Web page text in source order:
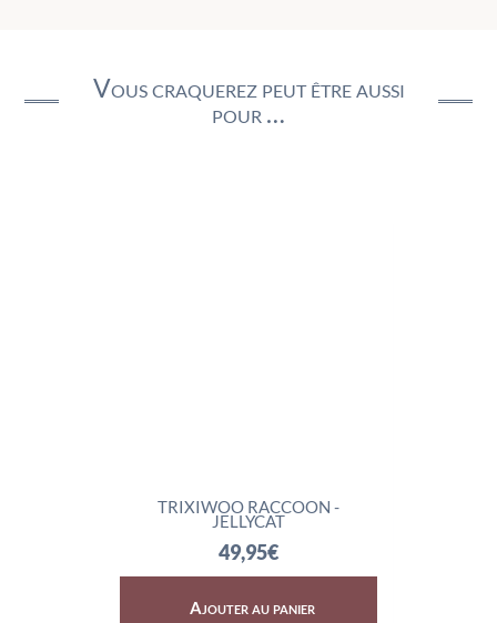
Vous craquerez peut être aussi
pour …
TRIXIWOO RACCOON -
JELLYCAT
49,95€
Ajouter au panier